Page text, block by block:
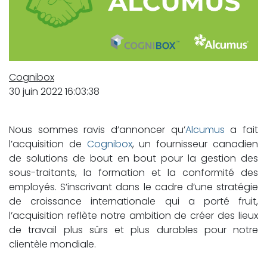
Cognibox
30 juin 2022 16:03:38
Nous sommes ravis d’annoncer qu’Alcumus a fait
l’acquisition de Cognibox, un fournisseur canadien
de solutions de bout en bout pour la gestion des
sous-traitants, la formation et la conformité des
employés. S’inscrivant dans le cadre d’une stratégie
de croissance internationale qui a porté fruit,
l’acquisition reflète notre ambition de créer des lieux
de travail plus sûrs et plus durables pour notre
clientèle mondiale.